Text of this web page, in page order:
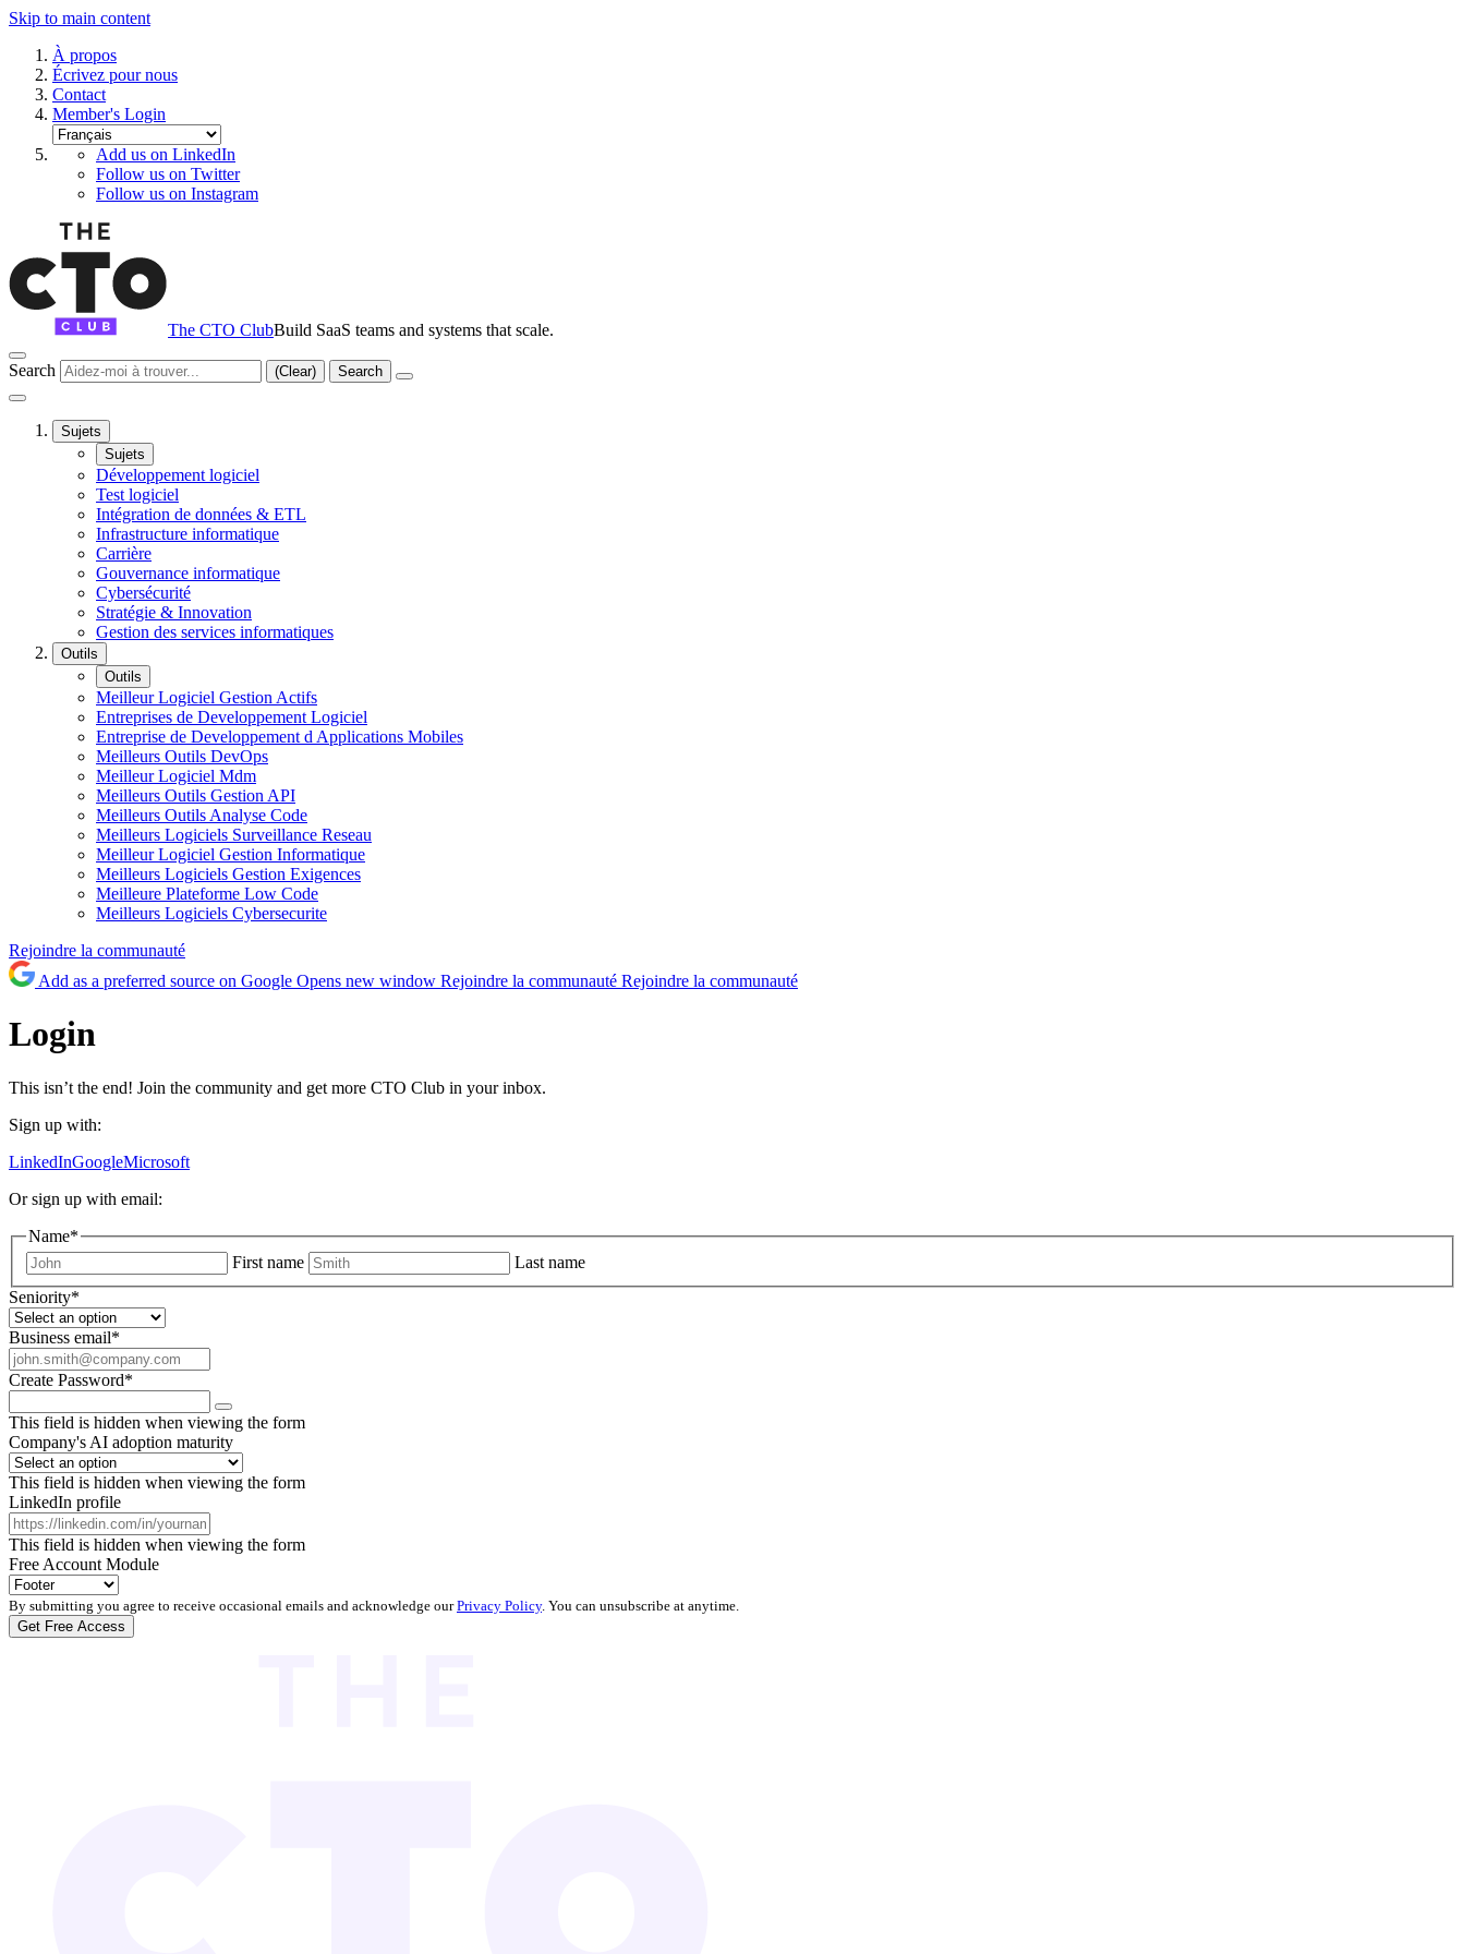
Skip to main content
À propos
Écrivez pour nous
Contact
Member's Login
Add us on LinkedIn
Follow us on Twitter
Follow us on Instagram
The CTO ClubBuild SaaS teams and systems that scale.
Search (Clear) Search
Sujets
Sujets
Développement logiciel
Test logiciel
Intégration de données & ETL
Infrastructure informatique
Carrière
Gouvernance informatique
Cybersécurité
Stratégie & Innovation
Gestion des services informatiques
Outils
Outils
Meilleur Logiciel Gestion Actifs
Entreprises de Developpement Logiciel
Entreprise de Developpement d Applications Mobiles
Meilleurs Outils DevOps
Meilleur Logiciel Mdm
Meilleurs Outils Gestion API
Meilleurs Outils Analyse Code
Meilleurs Logiciels Surveillance Reseau
Meilleur Logiciel Gestion Informatique
Meilleurs Logiciels Gestion Exigences
Meilleure Plateforme Low Code
Meilleurs Logiciels Cybersecurite
Rejoindre la communauté
Add as a preferred source on Google Opens new window Rejoindre la communauté Rejoindre la communauté
Login
This isn’t the end! Join the community and get more CTO Club in your inbox.
Sign up with:
LinkedInGoogleMicrosoft
Or sign up with email:
Name*
First name
Last name
Seniority*
Business email*
Create Password*
This field is hidden when viewing the form
Company's AI adoption maturity
This field is hidden when viewing the form
LinkedIn profile
This field is hidden when viewing the form
Free Account Module
By submitting you agree to receive occasional emails and acknowledge ourPrivacy Policy. You can unsubscribe at anytime.